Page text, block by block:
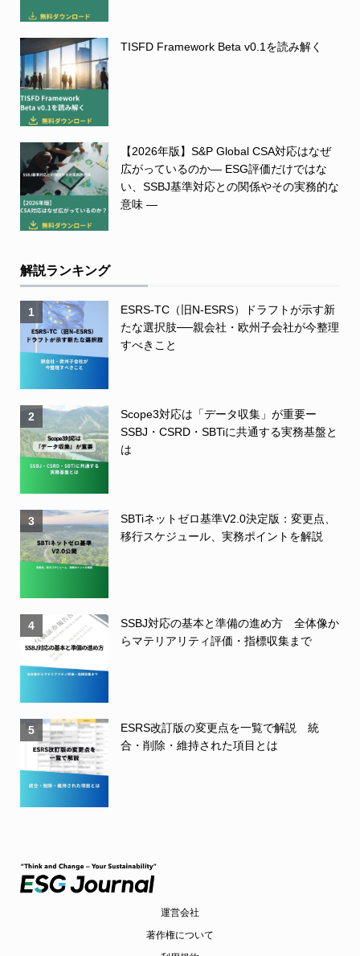
TISFD Framework Beta v0.1を読み解く
【2026年版】S&P Global CSA対応はなぜ
広がっているのか― ESG評価だけではな
い、SSBJ基準対応との関係やその実務的な
意味 ―
解説ランキング
1
ESRS-TC（旧N-ESRS）ドラフトが示す新
たな選択肢──親会社・欧州子会社が今整理
すべきこと
2
Scope3対応は「データ収集」が重要ー
SSBJ・CSRD・SBTiに共通する実務基盤と
は
3
SBTiネットゼロ基準V2.0決定版：変更点、
移行スケジュール、実務ポイントを解説
4
SSBJ対応の基本と準備の進め方 全体像か
らマテリアリティ評価・指標収集まで
5
ESRS改訂版の変更点を一覧で解説 統
合・削除・維持された項目とは
運営会社
著作権について